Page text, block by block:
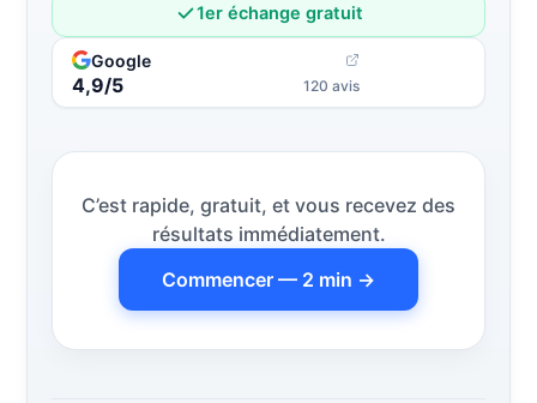
1er échange gratuit
Google
4,9/5 120 avis
C’est rapide, gratuit, et vous recevez des
résultats immédiatement.
Commencer — 2 min →